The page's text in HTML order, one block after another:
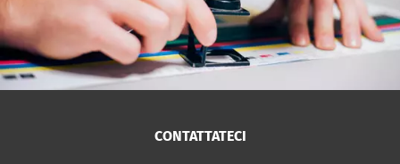
CONTATTATECI